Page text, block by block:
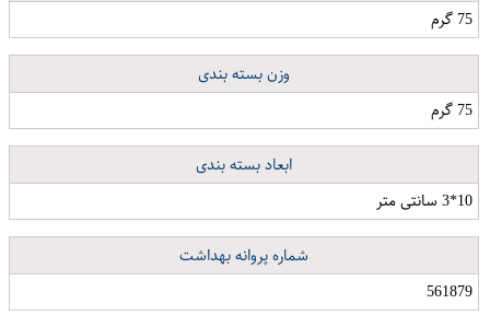
75 گرم
وزن بسته بندی
75 گرم
ابعاد بسته بندی
10*3 سانتی متر
شماره پروانه بهداشت
561879